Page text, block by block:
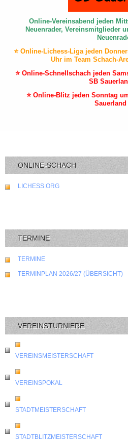
Online-Vereinsabend jeden
Neuenrader, Vereinsmitglieder
⭐ Online-Lichess-Liga jeden
Uhr im Team Schach-
⭐ Online-Schnellschach jeden
SB
⭐ Online-Blitz jeden Sonntag
Sauerland
ONLINE-SCHACH
LICHESS.ORG
TERMINE
TERMINE
TERMINPLAN 2026/27 (ÜBERSICHT)
VEREINSTURNIERE
VEREINSMEISTERSCHAFT
VEREINSPOKAL
STADTMEISTERSCHAFT
STADTBLITZMEISTERSCHAFT